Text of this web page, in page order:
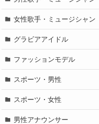
女性歌手・ミュージシャン
グラビアアイドル
ファッションモデル
スポーツ・男性
スポーツ・女性
男性アナウンサー